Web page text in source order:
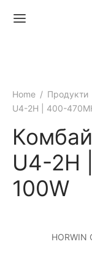
Home / Продукти
U4-2H | 400-
U4-2H
100W
HORWIN